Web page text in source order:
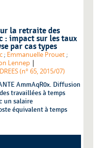
la retraite des
: impact sur les taux
par cas types
; Emmanuelle Prouet ;
Lennep |
(n° 65, 2015/07)
AmmAqR0x. Diffusion
travaillées à temps
un salaire
équivalent à temps